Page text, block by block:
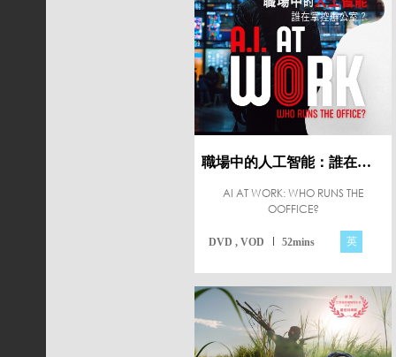
職場中的人工智能：誰在掌控辦公室？
AI AT WORK: WHO RUNS THE
OOFFICE?
DVD , VOD 52mins 英